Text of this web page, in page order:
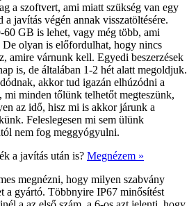
a szoftvert, ami miatt szükség van egy
a javítás végén annak visszatöltésére.
GB is lehet, vagy még több, ami
De olyan is előfordulhat, hogy nincs
amire várnunk kell. Egyedi beszerzések
is, de általában 1-2 hét alatt megoldjuk.
akkor tud igazán elhúzódni a
mi minden tőlünk telhetőt megteszünk,
az idő, hisz mi is akkor járunk a
Feleslegesen mi sem ülünk
nem fog meggyógyulni.
a javítás után is? Megnézem »
megnézni, hogy milyen szabvány
a gyártó. Többnyire IP67 minősítést